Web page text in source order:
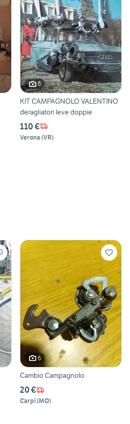
6
KIT CAMPAGNOLO VALENTINO
deragliatori leve doppie
110 €
Verona (VR)
6
Cambio Campagnolo
20 €
Carpi(MO)